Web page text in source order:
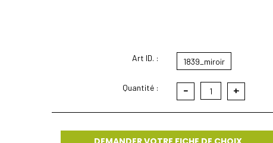
Art ID. :
Quantité :
1839_miroir
- 1 +